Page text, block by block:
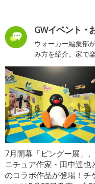
GWイベント・
ウォーカー編集部
み方を紹介。家で
7月開幕「ピングー展」
ニチュア作家・田中達也
のコラボ作品が登場！チ